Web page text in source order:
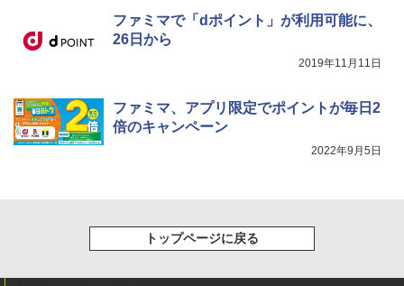
ファミマで「dポイント」が利用可能に、
26日から
2019年11月11日
ファミマ、アプリ限定でポイントが毎日2
倍のキャンペーン
2022年9月5日
トップページに戻る